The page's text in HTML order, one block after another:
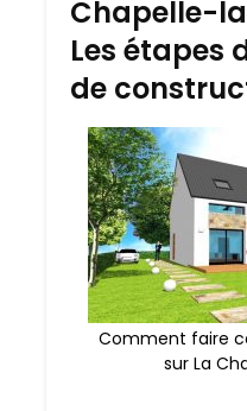
Chapelle-
Les étapes
de
Comment faire
sur La